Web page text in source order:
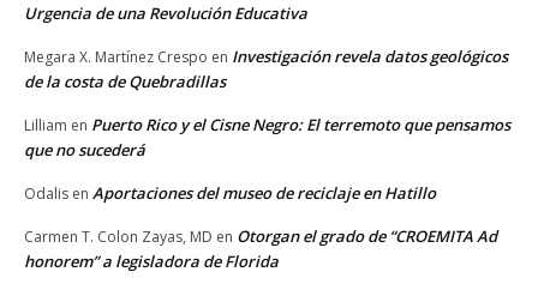
Urgencia de una Revolución Educativa
Megara X. Martínez Crespo en Investigación revela datos geológicos
de la costa de Quebradillas
Lilliam en Puerto Rico y el Cisne Negro: El terremoto que pensamos
que no sucederá
Odalis en Aportaciones del museo de reciclaje en Hatillo
Carmen T. Colon Zayas, MD en Otorgan el grado de “CROEMITA Ad
honorem” a legisladora de Florida